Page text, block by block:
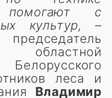
помогают с
культур,
–
леса и
Владимир